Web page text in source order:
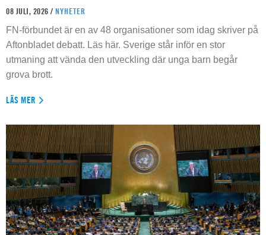
08 JULI, 2026 / NYHETER
FN-förbundet är en av 48 organisationer som idag skriver på
Aftonbladet debatt. Läs här. Sverige står inför en stor
utmaning att vända den utveckling där unga barn begår
grova brott.
LÄS MER